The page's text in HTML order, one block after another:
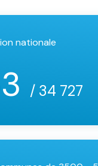
nationale
/ 34 727